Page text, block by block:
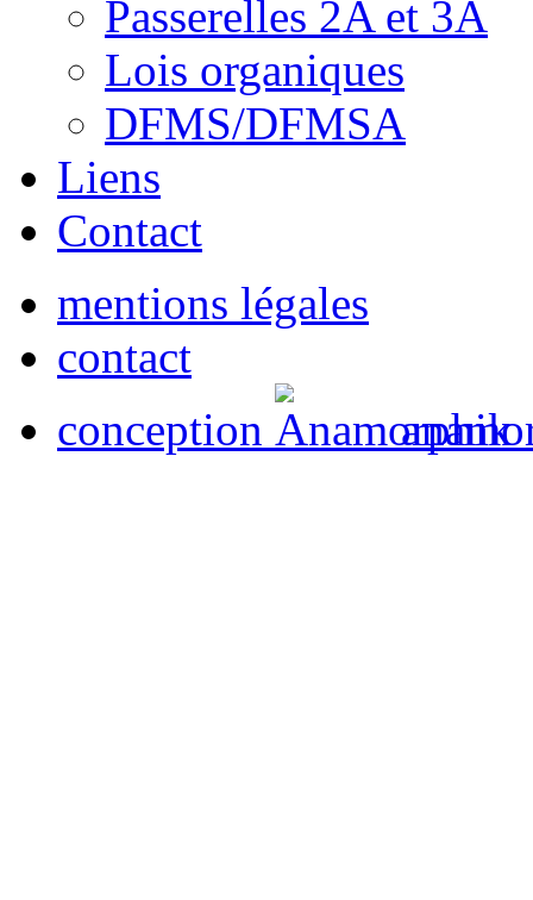
Passerelles 2A et 3A
Lois organiques
DFMS/DFMSA
Liens
Contact
mentions légales
contact
conception